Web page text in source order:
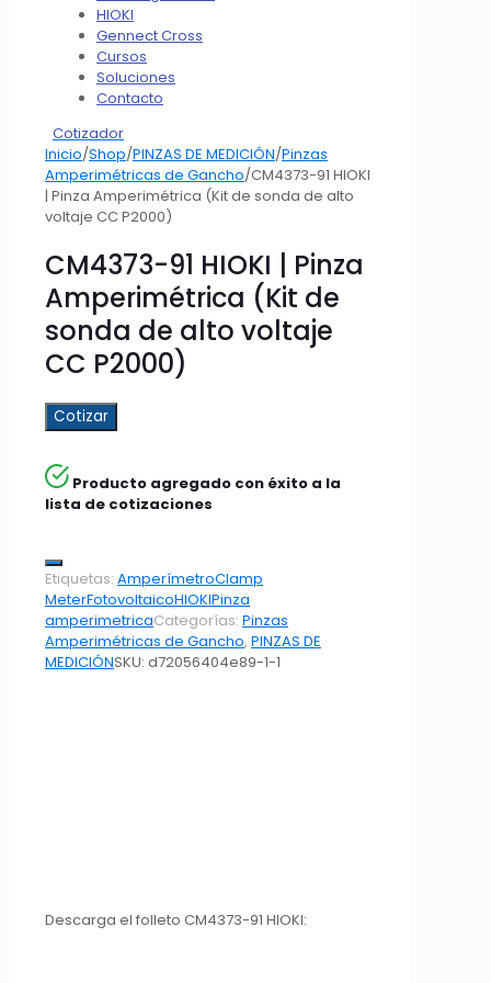
HIOKI
Gennect Cross
Cursos
Soluciones
Contacto
Cotizador
Inicio/Shop/PINZAS DE MEDICIÓN/Pinzas
Amperimétricas de Gancho/CM4373-91 HIOKI
| Pinza Amperimétrica (Kit de sonda de alto
voltaje CC P2000)
CM4373-91 HIOKI | Pinza
Amperimétrica (Kit de
sonda de alto voltaje
CC P2000)
Cotizar
Producto agregado con éxito a la
lista de cotizaciones
Etiquetas: AmperímetroClamp
MeterFotovoltaicoHIOKIPinza
amperimetricaCategorías: Pinzas
Amperimétricas de Gancho, PINZAS DE
MEDICIÓNSKU: d72056404e89-1-1
Descarga el folleto CM4373-91 HIOKI: